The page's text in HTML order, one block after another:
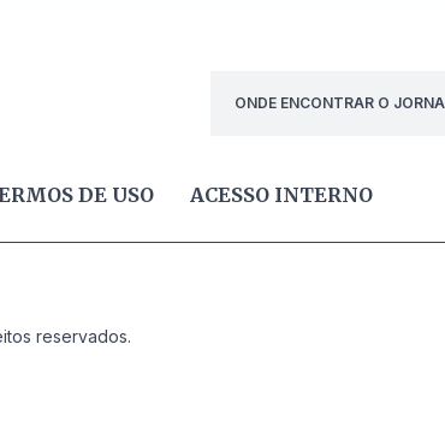
ONDE ENCONTRAR O
DE USO ACESSO INTERNO
reservados.